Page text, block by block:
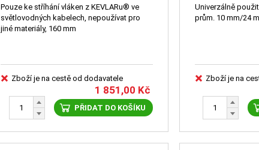
Pouze ke stříhání vláken z KEVLARu® ve
světlovodných kabelech, nepoužívat pro
jiné materiály, 160 mm
Zboží je na cestě od dodavatele
1 851,00 Kč
PŘIDAT DO KOŠÍKU
Univerzálně
prům. 10 mm/24
Zboží je na